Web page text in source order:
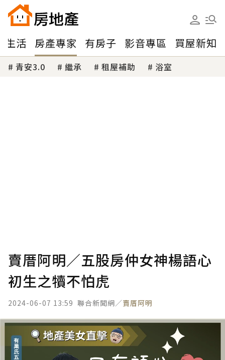
生活 房產專家 有房子 影音專區 買屋新知
青安3.0 繼承 租屋補助 浴室
賣厝阿明／五股房仲女神楊語心
初生之犢不怕虎
2024-06-07 13:59 聯合新聞網／賣厝阿明